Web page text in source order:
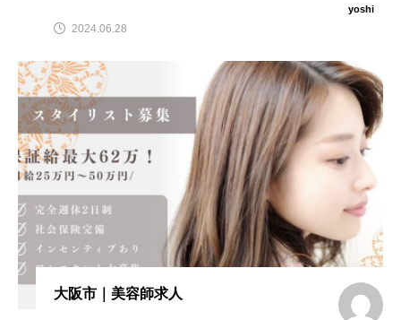
yoshi
2024.06.28
大阪市｜美容師求人